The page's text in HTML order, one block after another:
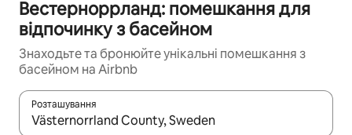
Вестерноррланд: помешкання для
відпочинку з басейном
Знаходьте та бронюйте унікальні помешкання з
басейном на Airbnb
Розташування
Отримавши результати пошуку, використовуйте для